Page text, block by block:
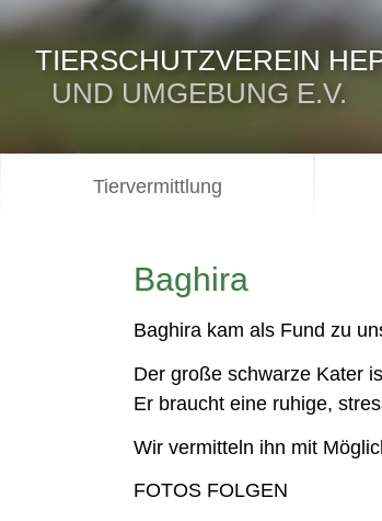
TIERSCHUTZVEREIN
UND UMGEBUNG E.V.
Tiervermittlung
Baghira
Baghira kam als Fund zu
Der große schwarze Kater
Er braucht eine ruhige,
Wir vermitteln ihn mit
FOTOS FOLGEN